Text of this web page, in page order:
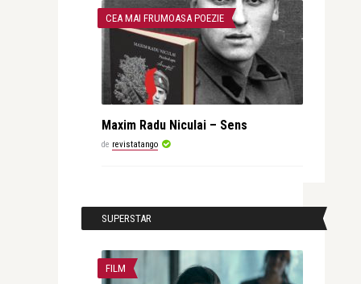
CEA MAI FRUMOASA POEZIE
Maxim Radu Niculai – Sens
de revistatango
SUPERSTAR
FILM